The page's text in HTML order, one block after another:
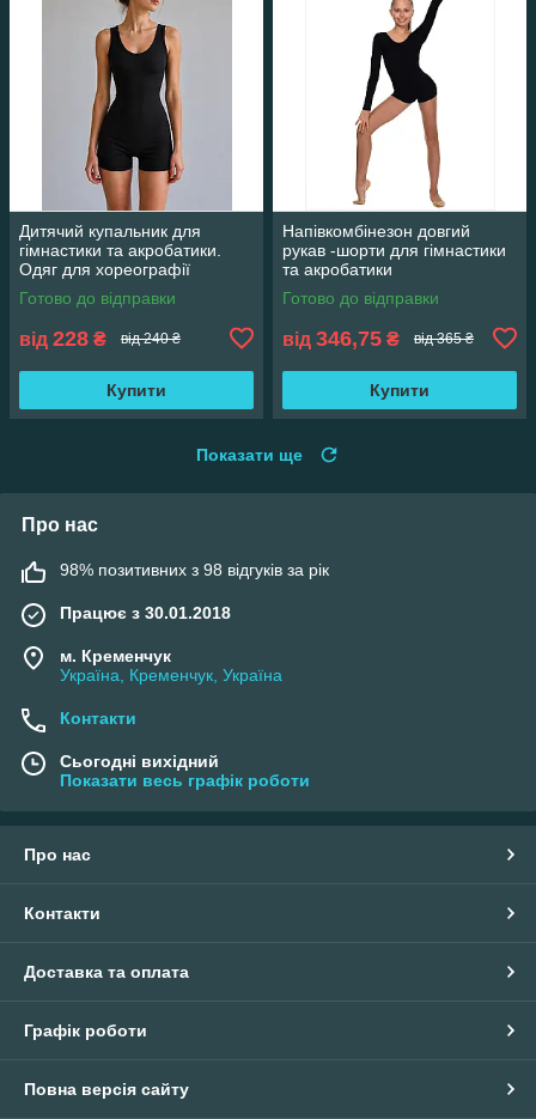
Дитячий купальник для
гімнастики та акробатики.
Одяг для хореографії
Готово до відправки
від 228 ₴ від 240 ₴
Купити
Напівкомбінезон довгий
рукав -шорти для гімнастики
та акробатики
Готово до відправки
від 346,75 ₴ від 365 ₴
Купити
Показати ще
Про нас
98% позитивних з 98 відгуків за рік
Працює з 30.01.2018
м. Кременчук
Україна, Кременчук, Україна
Контакти
Сьогодні вихідний
Показати весь графік роботи
Про нас
Контакти
Доставка та оплата
Графік роботи
Повна версія сайту